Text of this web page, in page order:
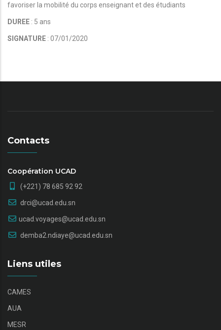
favoriser la mobilité du corps enseignant et des étudiants
DUREE : 5 ans
SIGNATURE : 07/01/2020
Contacts
Coopération UCAD
(+221) 78 685 92 92
drci@ucad.edu.sn
ucad.voyages@ucad.edu.sn
demba2.ndiaye@ucad.edu.sn
Liens utiles
CAMES
AUA
MESR